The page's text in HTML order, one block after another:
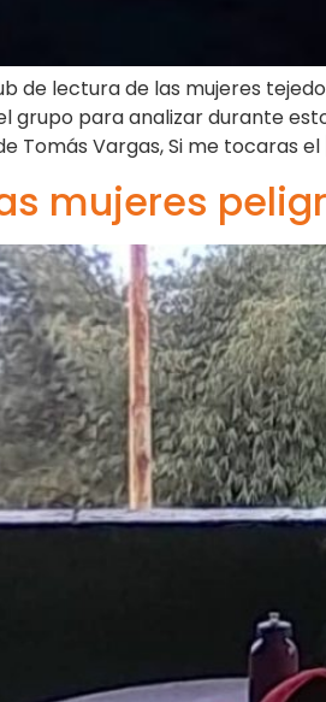
de lectura de las mujeres
grupo para analizar durante
Tomás Vargas, Si me tocaras el
mujeres